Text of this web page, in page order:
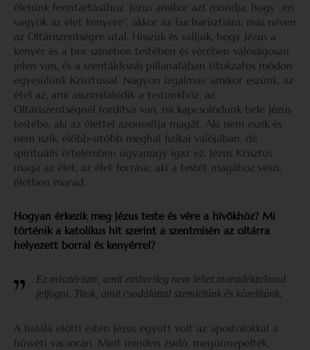
életünk fenntartásához. Jézus amikor azt mondja, hogy „én
vagyok az élet kenyere”, akkor az Eucharisztiára, más néven
az Oltáriszentségre utal. Hisszük és valljuk, hogy Jézus a
kenyér és a bor színében testében és vérében valóságosan
jelen van, és a szentáldozás pillanatában titokzatos módon
egyesülünk Krisztussal. Nagyon izgalmas: amikor eszünk, az
étel az, ami asszimilálódik a testünkhöz, az
Oltáriszentségnél fordítva van, mi kapcsolódunk bele Jézus
testébe, aki az élettel azonosítja magát. Aki nem eszik és
nem iszik, előbb-utóbb meghal fizikai valójában, de
spirituális értelemben ugyanúgy igaz ez. Jézus Krisztus
maga az élet, az élet forrása; aki a testét magához veszi,
életben marad.
Hogyan érkezik meg Jézus teste és vére a hívőkhöz? Mi
történik a katolikus hit szerint a szentmisén az oltárra
helyezett borral és kenyérrel?
Ez misztérium, amit emberileg nem lehet maradéktalanul
felfogni. Titok, amit csodálattal szemlélünk és közelítünk.
A halála előtti estén Jézus együtt volt az apostolokkal a
húsvéti vacsorán. Mint minden zsidó, megünnepelték,